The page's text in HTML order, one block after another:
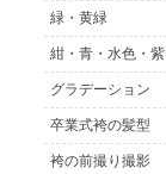
緑・黄緑
紺・青・水色・紫
グラデーション
卒業式袴の髪型
袴の前撮り撮影